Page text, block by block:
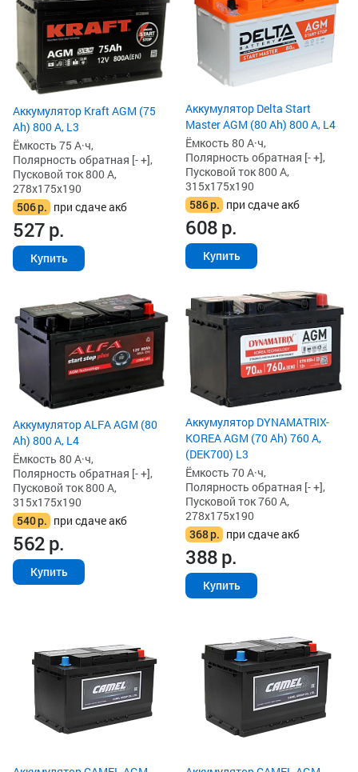
Аккумулятор Kraft AGM (75
Ah) 800 А, L3
Ёмкость 75 А·ч,
Полярность обратная [- +],
Пусковой ток 800 А,
278x175x190
506р. при сдаче акб
527р.
Купить
Аккумулятор Delta Start
Master AGM (80 Ah) 800 А, L4
Ёмкость 80 А·ч,
Полярность обратная [- +],
Пусковой ток 800 А,
315x175x190
586р. при сдаче акб
608р.
Купить
Аккумулятор ALFA AGM (80
Ah) 800 А, L4
Ёмкость 80 А·ч,
Полярность обратная [- +],
Пусковой ток 800 А,
315x175x190
540р. при сдаче акб
562р.
Купить
Аккумулятор DYNAMATRIX-
KOREA AGM (70 Ah) 760 А,
(DEK700) L3
Ёмкость 70 А·ч,
Полярность обратная [- +],
Пусковой ток 760 А,
278x175x190
368р. при сдаче акб
388р.
Купить